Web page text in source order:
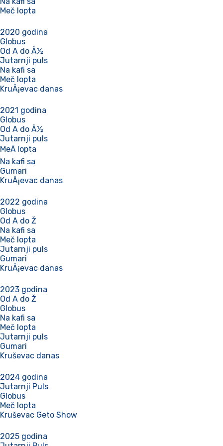
Meč lopta
2020 godina
Globus
Od A do Å½
Jutarnji puls
Na kafi sa
Meč lopta
KruÅ¡evac danas
2021 godina
Globus
Od A do Å½
Jutarnji puls
MeÄ lopta
Na kafi sa
Gumari
KruÅ¡evac danas
2022 godina
Globus
Od A do Ž
Na kafi sa
Meč lopta
Jutarnji puls
Gumari
KruÅ¡evac danas
2023 godina
Od A do Ž
Globus
Na kafi sa
Meč lopta
Jutarnji puls
Gumari
Kruševac danas
2024 godina
Jutarnji Puls
Globus
Meč lopta
Kruševac Geto Show
2025 godina